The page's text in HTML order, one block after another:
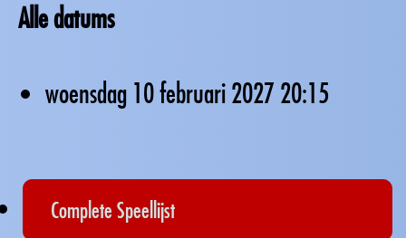
Alle datums
woensdag 10 februari 202720:15
Complete Speellijst